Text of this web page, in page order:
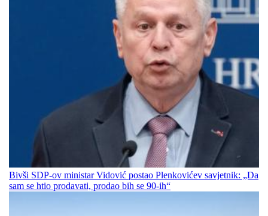
Bivši SDP-ov ministar Vidović postao Plenkovićev savjetnik: „Da
sam se htio prodavati, prodao bih se 90-ih“